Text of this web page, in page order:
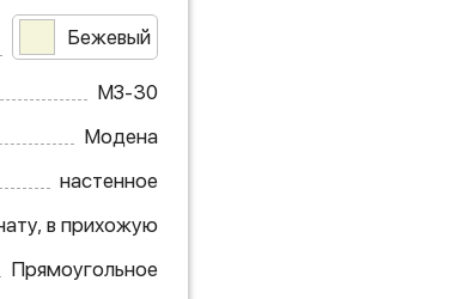
Бежевый
МЗ-30
Модена
настенное
в прихожую
Прямоугольное